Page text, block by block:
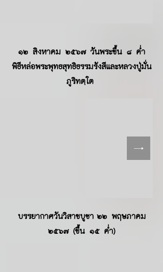
๑๒ สิงหาคม ๒๕๖๗ วันพระขึ้น ๘ ค่ำ
พิธีหล่อพระพุทธสุทธิธรรมรังสีและหลวงปู่มั่น
ภูริทตฺโต
บรรยากาศวันวิสาขบูชา ๒๒ พฤษภาคม
๒๕๖๗ (ขึ้น ๑๕ ค่ำ)